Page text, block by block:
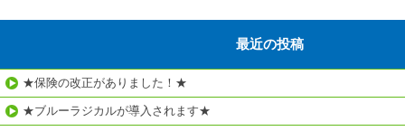
最近の投稿
★保険の改正がありました！★
★ブルーラジカルが導入されます★